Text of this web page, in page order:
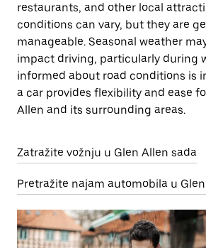
restaurants, and other local
conditions can vary, but they are
manageable. Seasonal weather
impact driving, particularly during
informed about road conditions is
a car provides flexibility and ease
Allen and its surrounding areas.
Zatražite vožnju u Glen Allen sada
Pretražite najam automobila u